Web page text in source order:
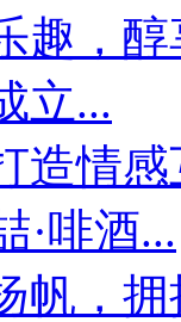
趣，醇
立...
造情感
·啡酒...
帆，